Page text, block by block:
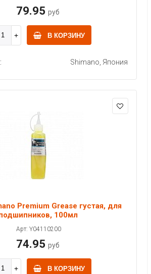
79.95 руб
В КОРЗИНУ
Shimano, Япония
Premium Grease густая, для
100мл
Арт: Y04110200
74.95 руб
В КОРЗИНУ